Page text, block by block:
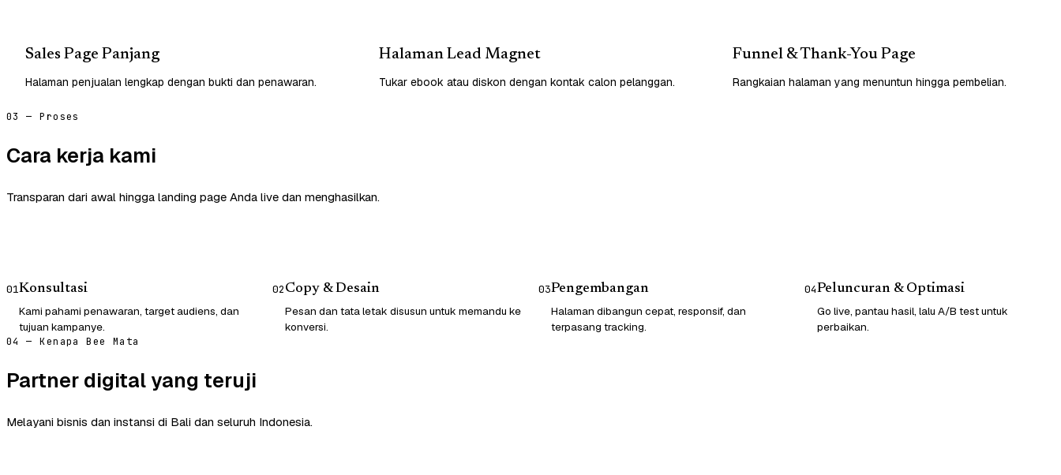
Sales Page Panjang
Halaman penjualan lengkap dengan bukti dan penawaran.
Halaman Lead Magnet
Tukar ebook atau diskon dengan kontak calon pelanggan.
Funnel & Thank-You Page
Rangkaian halaman yang menuntun hingga pembelian.
03 — Proses
Cara kerja kami
Transparan dari awal hingga landing page Anda live dan menghasilkan.
01Konsultasi
Kami pahami penawaran, target audiens, dan
tujuan kampanye.
02Copy & Desain
Pesan dan tata letak disusun untuk memandu ke
konversi.
03Pengembangan
Halaman dibangun cepat, responsif, dan
terpasang tracking.
04Peluncuran & Optimasi
Go live, pantau hasil, lalu A/B test untuk
perbaikan.
04 — Kenapa Bee Mata
Partner digital yang teruji
Melayani bisnis dan instansi di Bali dan seluruh Indonesia.